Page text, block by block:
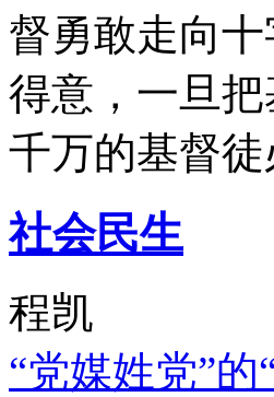
督勇敢走向
得意，一旦
千万的基督
社会民生
程凯
“党媒姓党”的